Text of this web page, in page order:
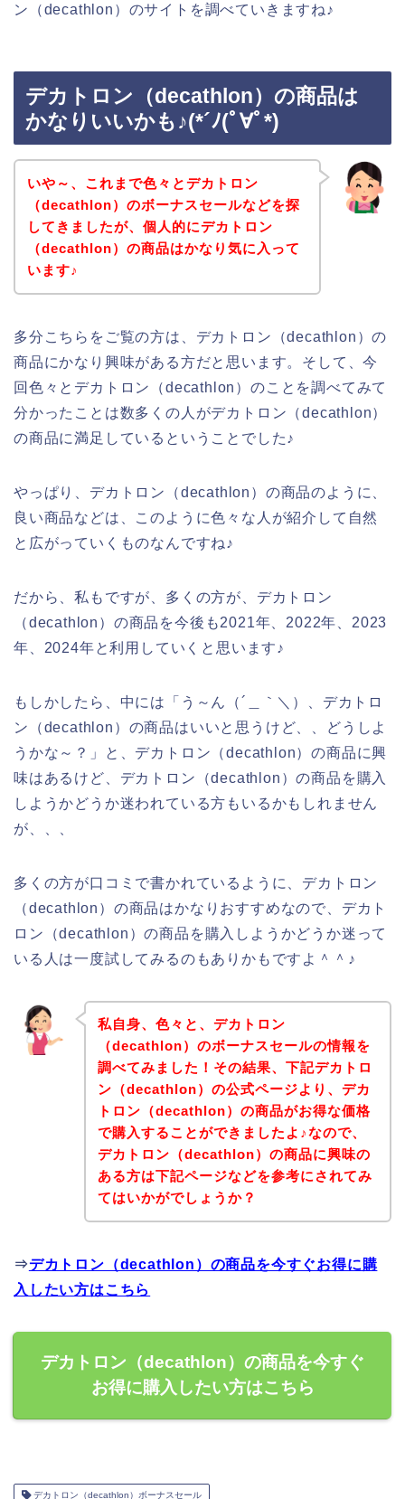
ン（decathlon）のサイトを調べていきますね♪
デカトロン（decathlon）の商品は
かなりいいかも♪(*´ﾉ(ﾟ∀ﾟ*)
いや～、これまで色々とデカトロン
（decathlon）のボーナスセールなどを探
してきましたが、個人的にデカトロン
（decathlon）の商品はかなり気に入って
います♪
多分こちらをご覧の方は、デカトロン（decathlon）の
商品にかなり興味がある方だと思います。そして、今
回色々とデカトロン（decathlon）のことを調べてみて
分かったことは数多くの人がデカトロン（decathlon）
の商品に満足しているということでした♪
やっぱり、デカトロン（decathlon）の商品のように、
良い商品などは、このように色々な人が紹介して自然
と広がっていくものなんですね♪
だから、私もですが、多くの方が、デカトロン
（decathlon）の商品を今後も2021年、2022年、2023
年、2024年と利用していくと思います♪
もしかしたら、中には「う～ん（´＿｀＼）、デカトロ
ン（decathlon）の商品はいいと思うけど、、どうしよ
うかな～？」と、デカトロン（decathlon）の商品に興
味はあるけど、デカトロン（decathlon）の商品を購入
しようかどうか迷われている方もいるかもしれません
が、、、
多くの方が口コミで書かれているように、デカトロン
（decathlon）の商品はかなりおすすめなので、デカト
ロン（decathlon）の商品を購入しようかどうか迷って
いる人は一度試してみるのもありかもですよ＾＾♪
私自身、色々と、デカトロン
（decathlon）のボーナスセールの情報を
調べてみました！その結果、下記デカトロ
ン（decathlon）の公式ページより、デカ
トロン（decathlon）の商品がお得な価格
で購入することができましたよ♪なので、
デカトロン（decathlon）の商品に興味の
ある方は下記ページなどを参考にされてみ
てはいかがでしょうか？
⇒デカトロン（decathlon）の商品を今すぐお得に購
入したい方はこちら
デカトロン（decathlon）の商品を今すぐ
お得に購入したい方はこちら
デカトロン（decathlon）ボーナスセール